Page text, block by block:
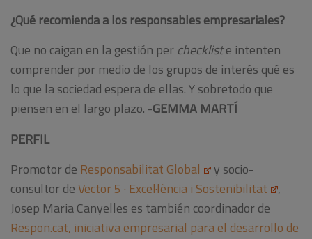
¿Qué recomienda a los responsables empresariales?
Que no caigan en la gestión per checkliste intenten
comprender por medio de los grupos de interés qué es
lo que la sociedad espera de ellas. Y sobretodo que
piensen en el largo plazo. -GEMMA MARTÍ
PERFIL
Promotor de Responsabilitat Global
y socio-
consultor deVector 5 · Excel·lència i Sostenibilitat
,
Josep Maria Canyelles es también coordinador de
Respon.cat, iniciativa empresarial para el desarrollo de